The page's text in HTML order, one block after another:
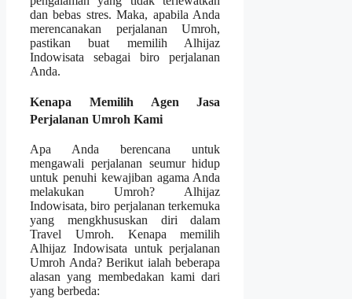
dan bebas stres. Maka, apabila Anda
merencanakan perjalanan Umroh,
pastikan buat memilih Alhijaz
Indowisata sebagai biro perjalanan
Anda.
Kenapa Memilih Agen Jasa
Perjalanan Umroh Kami
Apa Anda berencana untuk
mengawali perjalanan seumur hidup
untuk penuhi kewajiban agama Anda
melakukan Umroh? Alhijaz
Indowisata, biro perjalanan terkemuka
yang mengkhususkan diri dalam
Travel Umroh. Kenapa memilih
Alhijaz Indowisata untuk perjalanan
Umroh Anda? Berikut ialah beberapa
alasan yang membedakan kami dari
yang berbeda: